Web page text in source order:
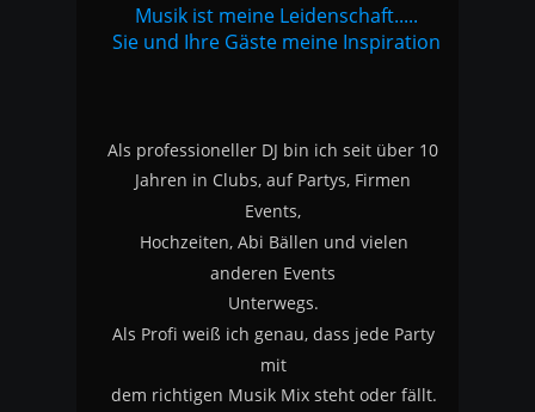
Als professioneller DJ bin ich seit über 10
Jahren in Clubs, auf Partys, Firmen
Events,
Hochzeiten, Abi Bällen und vielen
anderen Events
Unterwegs.
Als Profi weiß ich genau, dass jede Party
mit
dem richtigen Musik Mix steht oder fällt.
Musik ist meine Leidenschaft.....
Sie und Ihre Gäste meine Inspiration